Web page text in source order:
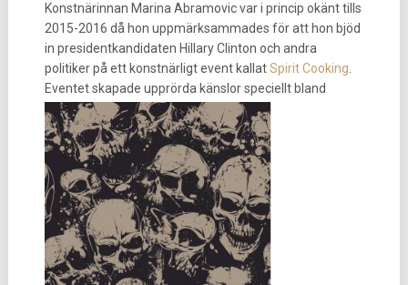
Konstnärinnan Marina Abramovic var i princip okänt tills
2015-2016 då hon uppmärksammades för att hon bjöd
in presidentkandidaten Hillary Clinton och andra
politiker på ett konstnärligt event kallatSpirit Cooking
Eventet skapade upprörda känslor speciellt bland